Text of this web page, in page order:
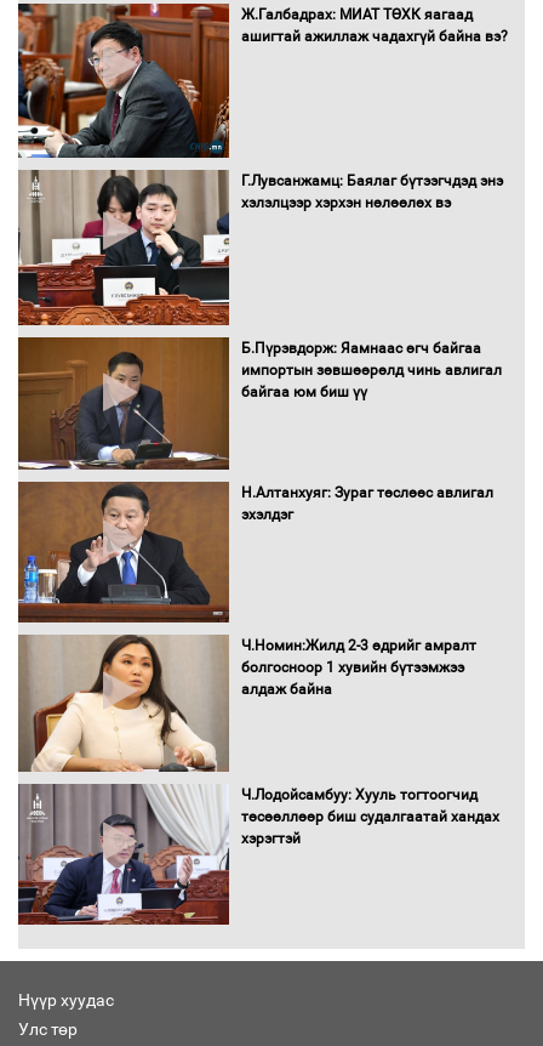
Бүх шатанд хэмнэлтийн горимд
шилжиж, найр наадам, зөвлөгөөн,
орчныг бүрдүүллээ
баримт
Ж.Галбадрах: МИАТ ТӨХК яагаад
ашигтай ажиллаж чадахгүй байна вэ?
Г.Лувсанжамц: Баялаг бүтээгчдэд энэ
хэлэлцээр хэрхэн нөлөөлөх вэ
Б.Пүрэвдорж: Яамнаас өгч байгаа
импортын зөвшөөрөлд чинь авлигал
байгаа юм биш үү
Н.Алтанхуяг: Зураг төслөөс авлигал
эхэлдэг
Ч.Номин:Жилд 2-3 өдрийг амралт
болгосноор 1 хувийн бүтээмжээ
алдаж байна
Ч.Лодойсамбуу: Хууль тогтоогчид
төсөөллөөр биш судалгаатай хандах
хэрэгтэй
Нүүр хуудас
Улс төр